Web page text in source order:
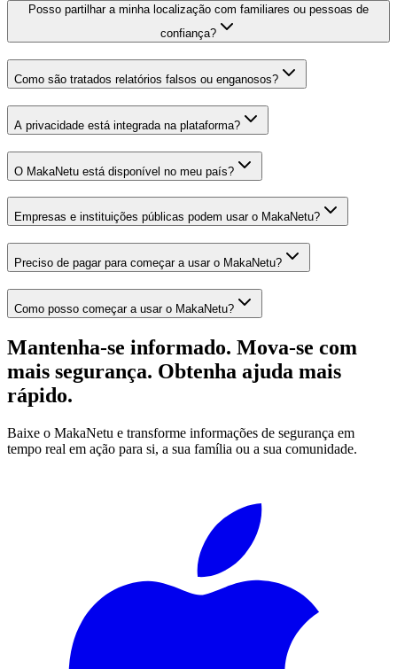
Posso partilhar a minha localização com familiares ou pessoas de
confiança?
Como são tratados relatórios falsos ou enganosos?
A privacidade está integrada na plataforma?
O MakaNetu está disponível no meu país?
Empresas e instituições públicas podem usar o MakaNetu?
Preciso de pagar para começar a usar o MakaNetu?
Como posso começar a usar o MakaNetu?
Mantenha-se informado. Mova-se com
mais segurança. Obtenha ajuda mais
rápido.
Baixe o MakaNetu e transforme informações de segurança em
tempo real em ação para si, a sua família ou a sua comunidade.